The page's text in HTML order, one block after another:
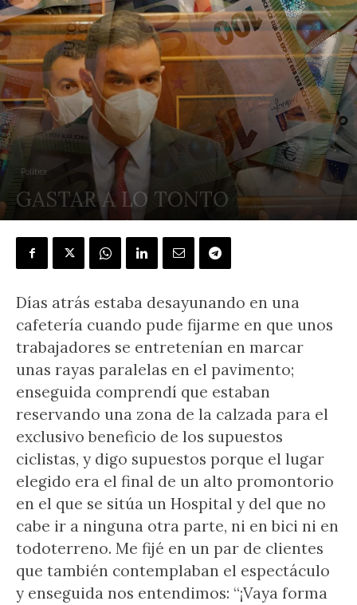
Política
GASTAR A LO TONTO
POR J.L. GONZÁLEZ QUIRÓS - 16 octubre, 2021
Días atrás estaba desayunando en una
cafetería cuando pude fijarme en que unos
trabajadores se entretenían en marcar
unas rayas paralelas en el pavimento;
enseguida comprendí que estaban
reservando una zona de la calzada para el
exclusivo beneficio de los supuestos
ciclistas, y digo supuestos porque el lugar
elegido era el final de un alto promontorio
en el que se sitúa un Hospital y del que no
cabe ir a ninguna otra parte, ni en bici ni en
todoterreno. Me fijé en un par de clientes
que también contemplaban el espectáculo
y enseguida nos entendimos: “¡Vaya forma